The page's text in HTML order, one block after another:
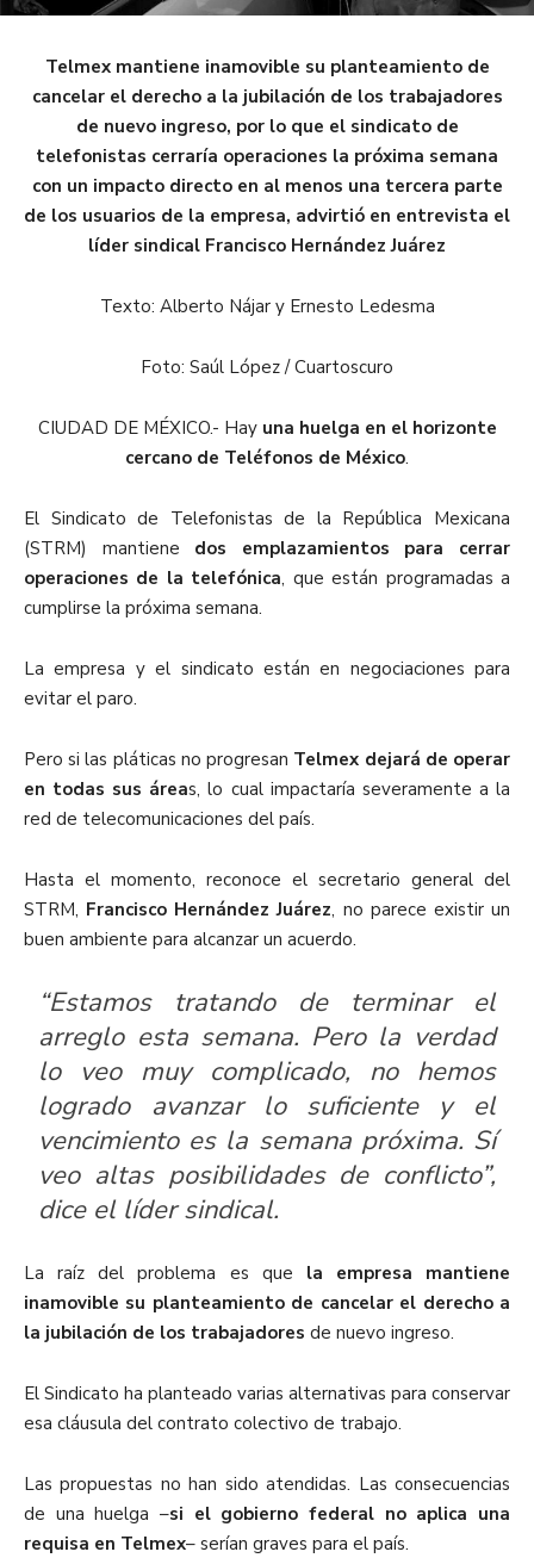
Telmex mantiene inamovible su planteamiento de
cancelar el derecho a la jubilación de los trabajadores
de nuevo ingreso, por lo que el sindicato de
telefonistas cerraría operaciones la próxima semana
con un impacto directo en al menos una tercera parte
de los usuarios de la empresa, advirtió en entrevista el
líder sindical Francisco Hernández Juárez
Texto: Alberto Nájar y Ernesto Ledesma
Foto: Saúl López / Cuartoscuro
CIUDAD DE MÉXICO.- Hay una huelga en el horizonte
cercano de Teléfonos de México.
El Sindicato de Telefonistas de la República Mexicana
(STRM) mantiene dos emplazamientos para cerrar
operaciones de la telefónica, que están programadas a
cumplirse la próxima semana.
La empresa y el sindicato están en negociaciones para
evitar el paro.
Pero si las pláticas no progresan Telmex dejará de operar
en todas sus áreas, lo cual impactaría severamente a la
red de telecomunicaciones del país.
Hasta el momento, reconoce el secretario general del
STRM, Francisco Hernández Juárez, no parece existir un
buen ambiente para alcanzar un acuerdo.
“Estamos tratando de terminar el
arreglo esta semana. Pero la verdad
lo veo muy complicado, no hemos
logrado avanzar lo suficiente y el
vencimiento es la semana próxima. Sí
veo altas posibilidades de conflicto”,
dice el líder sindical.
La raíz del problema es que la empresa mantiene
inamovible su planteamiento de cancelar el derecho a
la jubilación de los trabajadores de nuevo ingreso.
El Sindicato ha planteado varias alternativas para conservar
esa cláusula del contrato colectivo de trabajo.
Las propuestas no han sido atendidas. Las consecuencias
de una huelga –si el gobierno federal no aplica una
requisa en Telmex– serían graves para el país.